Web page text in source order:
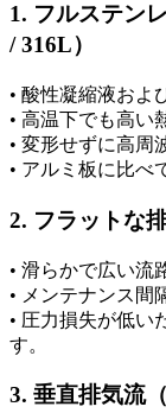
1. フルステン
/ 316L）
• 酸性凝縮液およ
• 高温下でも高い
• 変形せずに高周
• アルミ板に比べ
2. フラットな
• 滑らかで広い流
• メンテナンス間
• 圧力損失が低い
す。
3. 垂直排気流